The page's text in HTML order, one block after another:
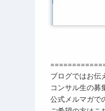
ブログではお伝
コンサル生の募
公式メルマガで